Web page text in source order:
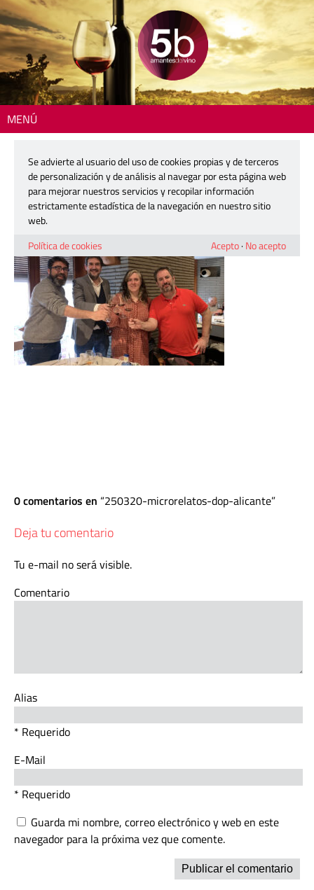
MENÚ
250320-microrelatos-dop-alicante
20 marzo, 2025
0 comentarios en 250320-microrelatos-dop-alicante
Deja tu comentario
Tu e-mail no será visible.
Comentario
Alias
* Requerido
E-Mail
* Requerido
Guarda mi nombre, correo electrónico y web en este
navegador para la próxima vez que comente.
Se advierte al usuario del uso de cookies propias y de terceros
de personalización y de análisis al navegar por esta página web
para mejorar nuestros servicios y recopilar información
estrictamente estadística de la navegación en nuestro sitio
web.
Política de cookies
Acepto· No acepto